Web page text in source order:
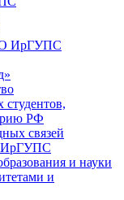
ИрГУПС
РФ
связей
ИрГУПС
и науки
и